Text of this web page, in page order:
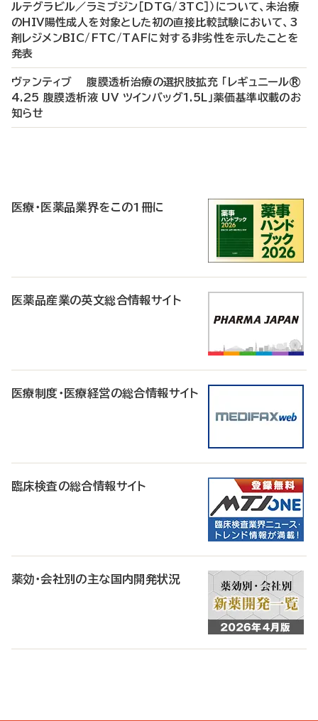
ルテグラビル／ラミブジン［DTG/3TC］）について、未治療
のHIV陽性成人を対象とした初の直接比較試験において、3
剤レジメンBIC/FTC/TAFに対する非劣性を示したことを
発表
ヴァンティブ 腹膜透析治療の選択肢拡充 「レギュニール®
4.25 腹膜透析液 UV ツインバッグ1.5L」薬価基準収載のお
知らせ
医療・医薬品業界をこの1冊に
医薬品産業の英文総合情報サイト
医療制度・医療経営の総合情報サイト
臨床検査の総合情報サイト
薬効・会社別の主な国内開発状況